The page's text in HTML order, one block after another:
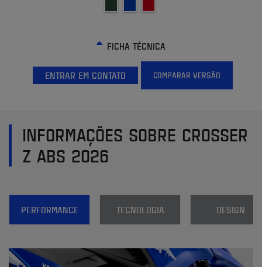
FICHA TÉCNICA
ENTRAR EM CONTATO COMPARAR VERSÃO
INFORMAÇÕES SOBRE CROSSER
Z ABS 2026
PERFORMANCE TECNOLOGIA DESIGN